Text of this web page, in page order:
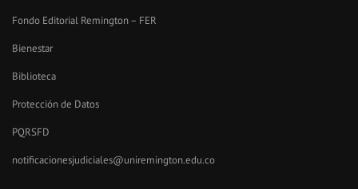
Fondo Editorial Remington – FER
Bienestar
Biblioteca
Protección de Datos
PQRSFD
notificacionesjudiciales@uniremington.edu.co